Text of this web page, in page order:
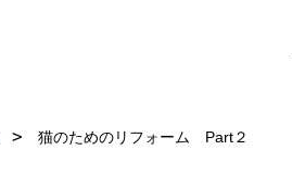
猫のためのリフォーム Part２